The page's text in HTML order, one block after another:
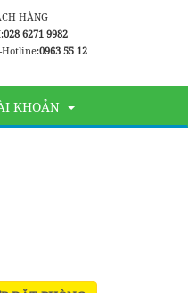
HÀNG
028 6271 9982
-Hotline:0963 55 12
KHOẢN